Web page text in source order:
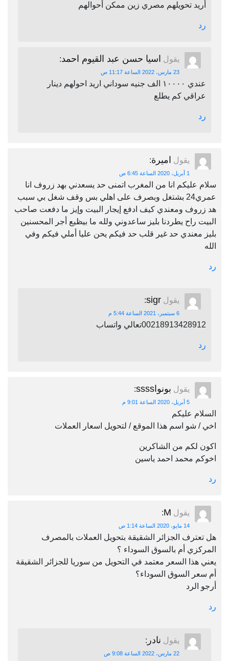
أريد تحويلهم مصري زين ممكن أحوالهم
رد
يقول اسيا حسن عبد القيوم احمد:
23 مارس، 2022 الساعة 11:17 ص
عندي ١٠٠٠٠ الف جنيه سوداني اريد احولهم دينار
عراقي كم يطلع
رد
يقول اميرة:
1 أبريل، 2020 الساعة 6:45 ص
سلام عليكم انا من المغرب اتمنى حد يسعدني بهد زروف انا
عمري24 بشتغل وبصرف على اهلي بس وقف شغل بي سبب
هد زروف ومعندي كيف ادفع إيجار البيت وإيز ما دفعت صاحب
البيت راح يطردنا بليز ساعدوني ولله ما بيظيع أجر المحسنين
بليز معندي حد غير قلب حد فيكم يحن عليا أملي فيكم وفي
الله
رد
يقول sigr
:
6 سبتمبر، 2021 الساعة 5:44 م
00218913428912تعالي واتساب
رد
يقول بونواssss :
5 أبريل، 2020 الساعة 9:01 م
السلام عليكم
اخي / شو اسم هذا الموقع / لتحويل اسعار العملات
اكون لكم من الشاكرين
اخوكم محمد احمد ياسين
رد
يقول M
:
14 مايو، 2020 الساعة 1:14 ص
هل تعترف الجزائر الشقيقة بتحويل العملات بالمصرف
المركزي أم بالسوق السوداء ؟
يعني هذا السعر معتمد في التحويل من سوريا للجزائر الشقيقة
أم سعر السوق السوداء؟
أرجو الرد
رد
يقول نادر :
22 مارس، 2022 الساعة 9:08 ص